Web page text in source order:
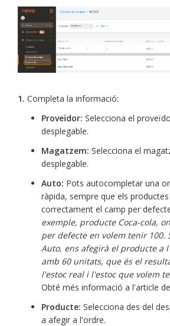
1. Completa la informació:
Proveïdor: Selecciona el
desplegable.
Magatzem: Selecciona el
desplegable.
Auto: Pots autocompletar una
ràpida, sempre que els
correctament el camp per
exemple, producte Coca-cola,
per defecte en volem tenir 100.
Auto, ens afegirà el producte a
amb 60 unitats, que és el
l'estoc real i l'estoc que volem
Obté més informació a l'article de
Producte: Selecciona des del
a afegir a l'ordre.